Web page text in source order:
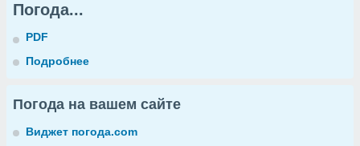
Погода...
PDF
Подробнее
Погода на вашем сайте
Виджет погода.com